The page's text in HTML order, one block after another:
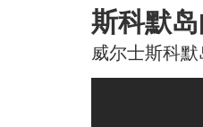
斯科默
威尔士斯科